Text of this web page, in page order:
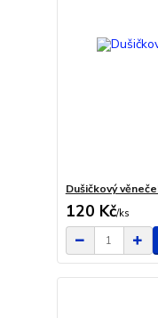
Dušičkový
120 Kč/ks